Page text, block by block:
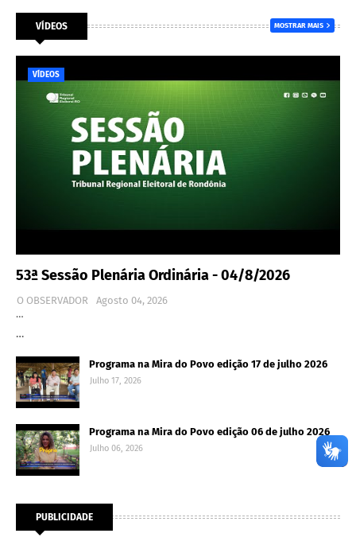
VÍDEOS MOSTRAR MAIS
VÍDEOS
53ª Sessão Plenária Ordinária - 04/8/2026
O OBSERVADOR
Agosto 04, 2026
…
…
Programa na Mira do Povo edição 17 de julho 2026
Julho 17, 2026
Programa na Mira do Povo edição 06 de julho 2026
Julho 06, 2026
PUBLICIDADE